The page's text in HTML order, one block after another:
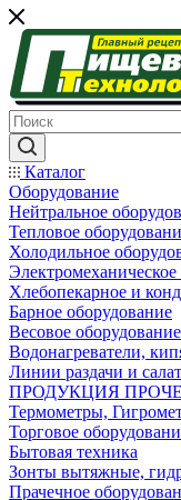
Каталог
Оборудование
Нейтральное
Тепловое
Холодильное
Хлебопекарное и
Барное оборудование
Весовое оборудование
Водонагреватели,
Линии раздачи и
ПРОДУКЦИЯ
Термометры,
Торговое
Бытовая техника
Зонты вытяжные,
Прачечное